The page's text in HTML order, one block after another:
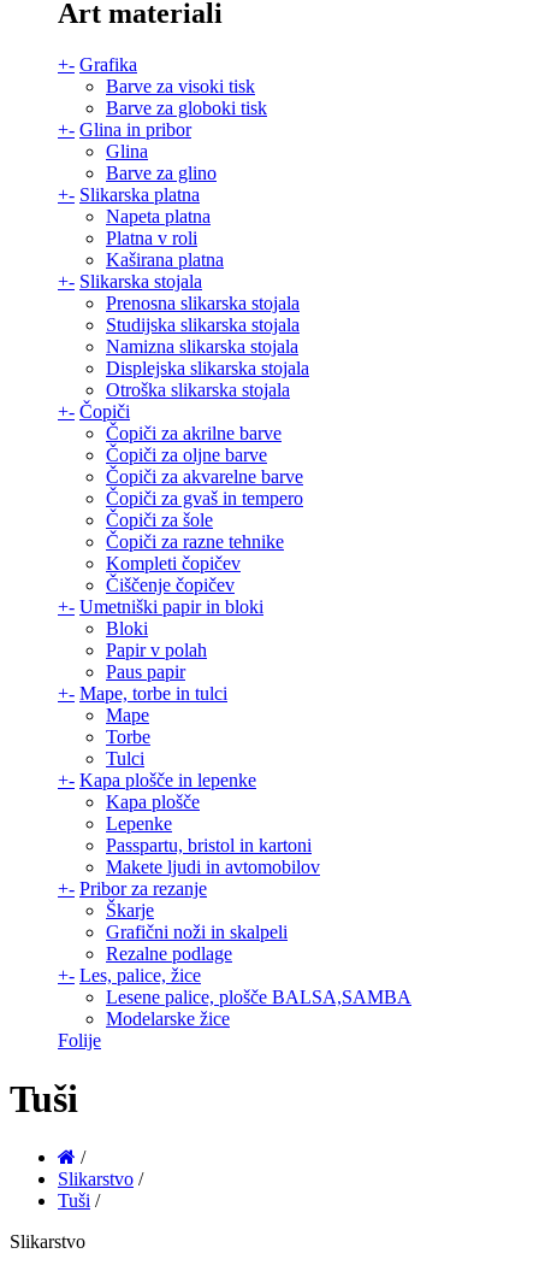
Art materiali
+- Grafika
Barve za visoki tisk
Barve za globoki tisk
+- Glina in pribor
Glina
Barve za glino
+- Slikarska platna
Napeta platna
Platna v roli
Kaširana platna
+- Slikarska stojala
Prenosna slikarska stojala
Studijska slikarska stojala
Namizna slikarska stojala
Displejska slikarska stojala
Otroška slikarska stojala
+- Čopiči
Čopiči za akrilne barve
Čopiči za oljne barve
Čopiči za akvarelne barve
Čopiči za gvaš in tempero
Čopiči za šole
Čopiči za razne tehnike
Kompleti čopičev
Čiščenje čopičev
+- Umetniški papir in bloki
Bloki
Papir v polah
Paus papir
+- Mape, torbe in tulci
Mape
Torbe
Tulci
+- Kapa plošče in lepenke
Kapa plošče
Lepenke
Passpartu, bristol in kartoni
Makete ljudi in avtomobilov
+- Pribor za rezanje
Škarje
Grafični noži in skalpeli
Rezalne podlage
+- Les, palice, žice
Lesene palice, plošče BALSA,SAMBA
Modelarske žice
Folije
Tuši
/
Slikarstvo /
Tuši /
Slikarstvo